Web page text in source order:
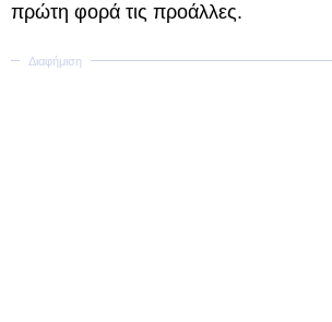
πρώτη φορά τις προάλλες.